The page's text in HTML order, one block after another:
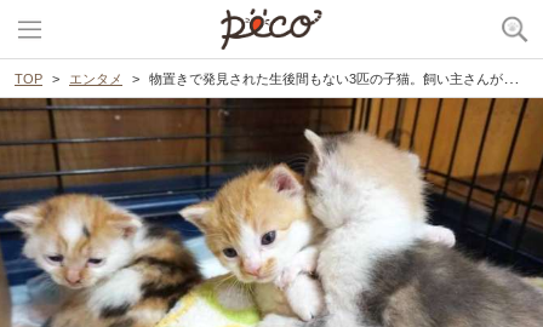
TOP エンタメ 物置きで発見された生後間もない3匹の子猫。飼い主さんが、母猫の代わりを引き受けたら…